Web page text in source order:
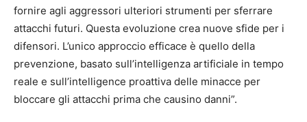
fornire agli aggressori ulteriori strumenti per sferrare
attacchi futuri. Questa evoluzione crea nuove sfide per i
difensori. L’unico approccio efficace è quello della
prevenzione, basato sull’intelligenza artificiale in tempo
reale e sull’intelligence proattiva delle minacce per
bloccare gli attacchi prima che causino danni”.